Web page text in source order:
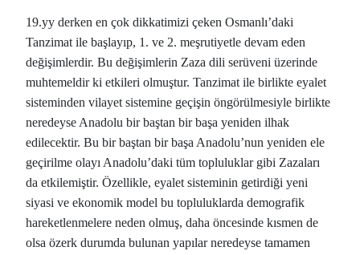
19.yy derken en çok dikkatimizi çeken Osmanlı’daki
Tanzimat ile başlayıp, 1. ve 2. meşrutiyetle devam eden
değişimlerdir. Bu değişimlerin Zaza dili serüveni üzerinde
muhtemeldir ki etkileri olmuştur. Tanzimat ile birlikte eyalet
sisteminden vilayet sistemine geçişin öngörülmesiyle birlikte
neredeyse Anadolu bir baştan bir başa yeniden ilhak
edilecektir. Bu bir baştan bir başa Anadolu’nun yeniden ele
geçirilme olayı Anadolu’daki tüm topluluklar gibi Zazaları
da etkilemiştir. Özellikle, eyalet sisteminin getirdiği yeni
siyasi ve ekonomik model bu topluluklarda demografik
hareketlenmelere neden olmuş, daha öncesinde kısmen de
olsa özerk durumda bulunan yapılar neredeyse tamamen